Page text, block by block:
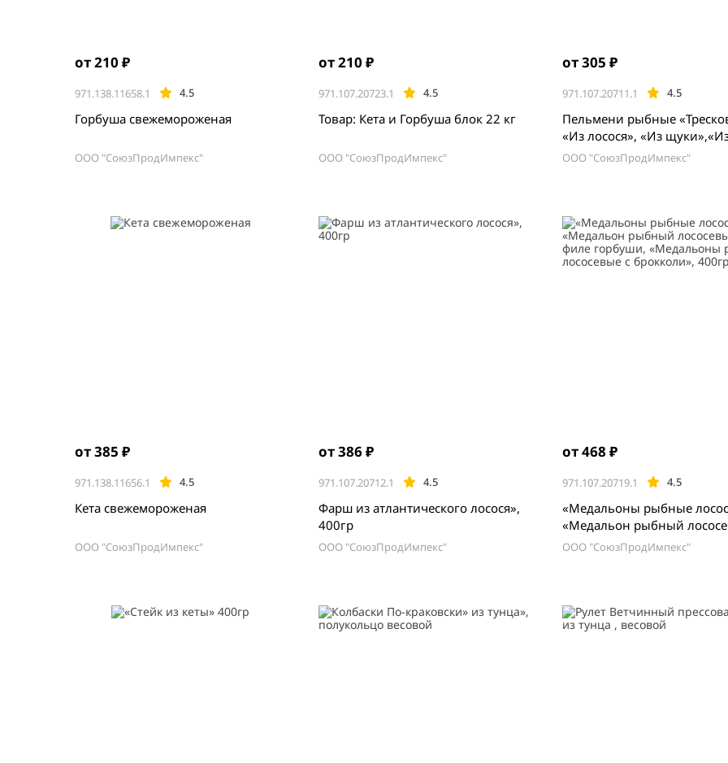
от 210 ₽
971.138.11658.1 4.5
Горбуша свежемороженая
ООО "СоюзПродИмпекс"
от 210 ₽
971.107.20723.1 4.5
Товар: Кета и Горбуша блок 22 кг
ООО "СоюзПродИмпекс"
от 305 ₽
971.107.20711.1 4.5
Пельмени рыбные
«Из лосося», «Из
тунца», «Кальмаровые»,
ООО "СоюзПродИмпекс"
от 385 ₽
971.138.11656.1 4.5
Кета свежемороженая
ООО "СоюзПродИмпекс"
от 386 ₽
971.107.20712.1 4.5
Фарш из атлантического лосося»,
400гр
ООО "СоюзПродИмпекс"
от 468 ₽
971.107.20719.1 4.5
«Медальоны рыбные
«Медальон рыбный
филе горбуши, «Медальоны
ООО "СоюзПродИмпекс"